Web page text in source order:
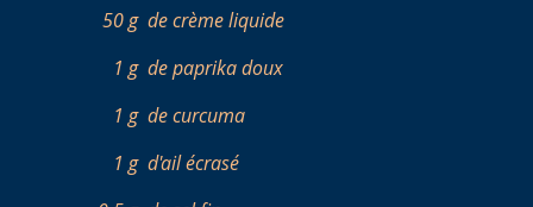
50 g de crème liquide
1 g de paprika doux
1 g de curcuma
1 g d'ail écrasé